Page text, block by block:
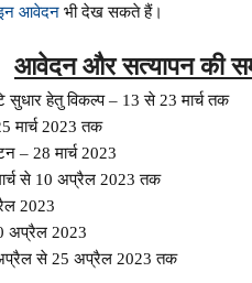
आवेदन भी देख सकते हैं।
आवेदन और सत्यापन की
हेतु विकल्प – 13 से 23 मार्च तक
मार्च 2023 तक
– 28 मार्च 2023
से 10 अप्रैल 2023 तक
2023
अप्रैल 2023
से 25 अप्रैल 2023 तक